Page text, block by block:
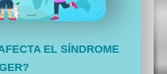
EL SÍNDROME